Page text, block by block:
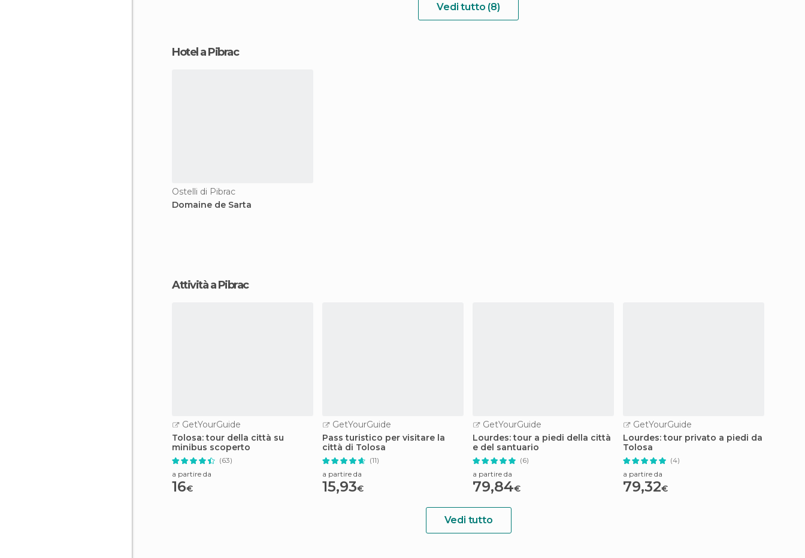
Vedi tutto (8)
Hotel a Pibrac
Ostelli di Pibrac
Domaine de Sarta
Attività a Pibrac
GetYourGuide
Tolosa: tour della città su
minibus scoperto
(63)
a partire da
16€
GetYourGuide
Pass turistico per visitare la
città di Tolosa
(11)
a partire da
15,93€
GetYourGuide
Lourdes: tour a piedi della città
e del santuario
(6)
a partire da
79,84€
GetYourGuide
Lourdes: tour privato a piedi da
Tolosa
(4)
a partire da
79,32€
Vedi tutto